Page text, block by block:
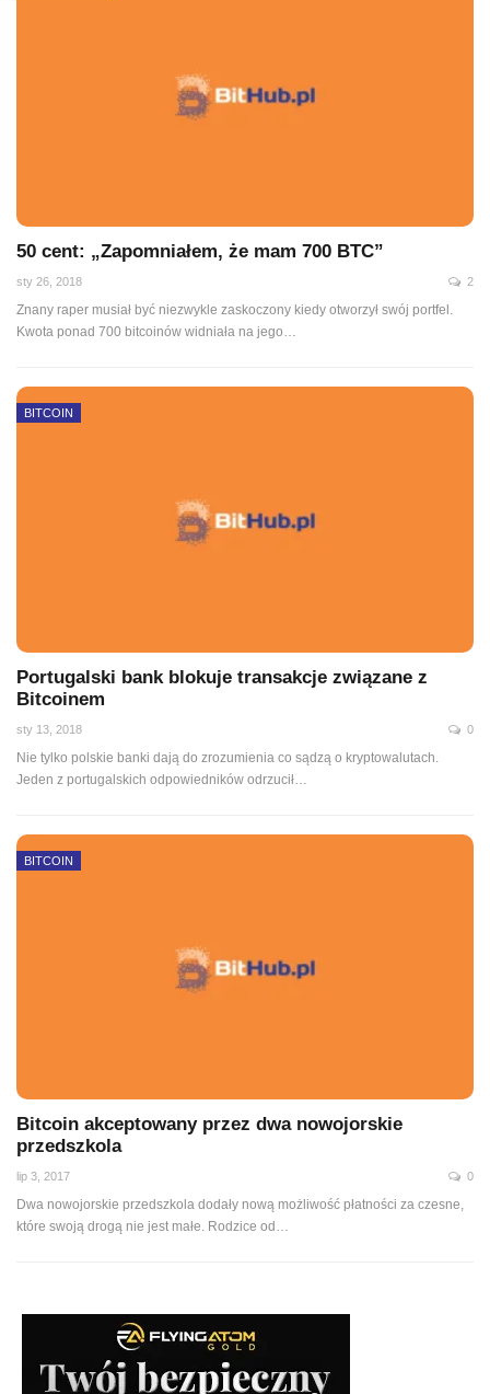
50 cent: „Zapomniałem, że mam 700 BTC”
sty 26, 2018 2
Znany raper musiał być niezwykle zaskoczony kiedy otworzył swój portfel.
Kwota ponad 700 bitcoinów widniała na jego…
BITCOIN
Portugalski bank blokuje transakcje związane z
Bitcoinem
sty 13, 2018 0
Nie tylko polskie banki dają do zrozumienia co sądzą o kryptowalutach.
Jeden z portugalskich odpowiedników odrzucił…
BITCOIN
Bitcoin akceptowany przez dwa nowojorskie
przedszkola
lip 3, 2017 0
Dwa nowojorskie przedszkola dodały nową możliwość płatności za czesne,
które swoją drogą nie jest małe. Rodzice od…